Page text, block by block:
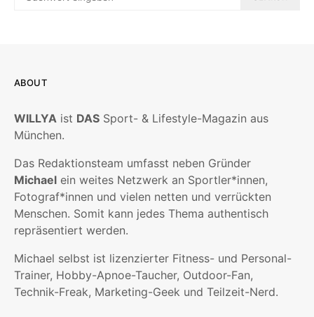
ABOUT
WILLYA ist DAS Sport- & Lifestyle-Magazin aus
München.
Das Redaktionsteam umfasst neben Gründer
Michael ein weites Netzwerk an Sportler*innen,
Fotograf*innen und vielen netten und verrückten
Menschen. Somit kann jedes Thema authentisch
repräsentiert werden.
Michael selbst ist lizenzierter Fitness- und Personal-
Trainer, Hobby-Apnoe-Taucher, Outdoor-Fan,
Technik-Freak, Marketing-Geek und Teilzeit-Nerd.